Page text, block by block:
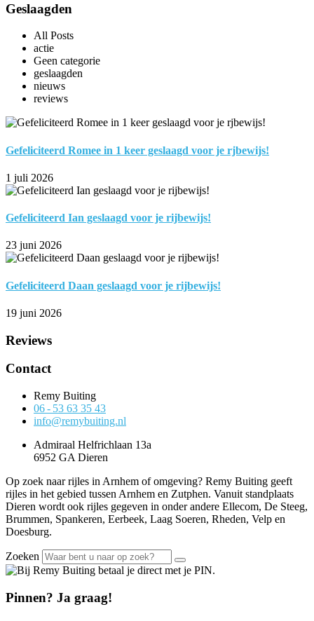
Geslaagden
All Posts
actie
Geen categorie
geslaagden
nieuws
reviews
Gefeliciteerd Romee in 1 keer geslaagd voor je rjbewijs!
1 juli 2026
Gefeliciteerd Ian geslaagd voor je rijbewijs!
23 juni 2026
Gefeliciteerd Daan geslaagd voor je rijbewijs!
19 juni 2026
Reviews
Contact
Remy Buiting
06 - 53 63 35 43
info@remybuiting.nl
Admiraal Helfrichlaan 13a
6952 GA Dieren
Op zoek naar rijles in Arnhem of omgeving? Remy Buiting geeft
rijles in het gebied tussen Arnhem en Zutphen. Vanuit standplaats
Dieren wordt ook rijles gegeven in onder andere Ellecom, De Steeg,
Brummen, Spankeren, Eerbeek, Laag Soeren, Rheden, Velp en
Doesburg.
Zoeken
Pinnen? Ja graag!